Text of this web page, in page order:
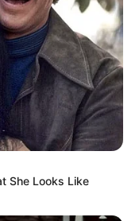
so wie sie
und seiner Truppe
Westen hier
und sogar eigene
She Looks Like